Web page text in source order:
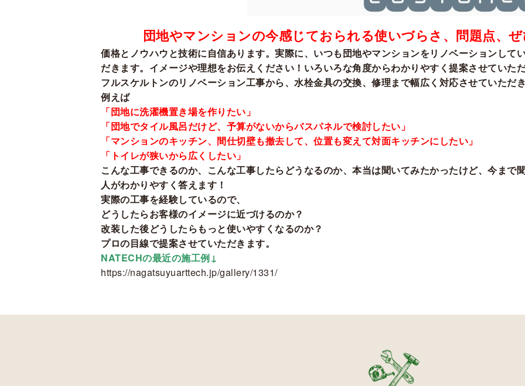
団地やマンションの今感じておられる使いづらさ、問題点、
価格とノウハウと技術に自信あります。実際に、いつも団地やマンションをリノベーションして
だきます。イメージや理想をお伝えください！いろいろな角度からわかりやすく提案させていた
フルスケルトンのリノベーション工事から、水栓金具の交換、修理まで幅広く対応させていただ
例えば
「団地に洗濯機置き場を作りたい」
「団地でタイル風呂だけど、予算がないからバスパネルで検討したい」
「マンションのキッチン、間仕切壁も撤去して、位置も変えて対面キッチンにしたい」
「トイレが狭いから広くしたい」
こんな工事できるのか、こんな工事したらどうなるのか、本当は聞いてみたかったけど、今まで
人がわかりやすく答えます！
実際の工事を経験しているので、
どうしたらお客様のイメージに近づけるのか？
改装した後どうしたらもっと使いやすくなるのか？
プロの目線で提案させていただきます。
NATECHの最近の施工例↓
https://nagatsuyuarttech.jp/gallery/1331/